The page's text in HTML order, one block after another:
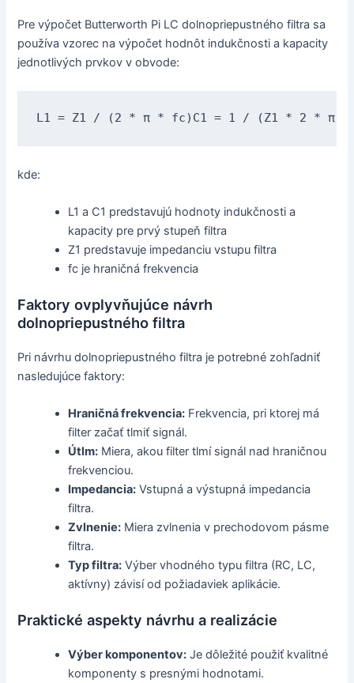
Pre výpočet Butterworth Pi LC dolnopriepustného filtra sa
používa vzorec na výpočet hodnôt indukčnosti a kapacity
jednotlivých prvkov v obvode:
L1 = Z1 / (2 * π * fc)C1 = 1 / (Z1 * 2 * π
kde:
L1 a C1 predstavujú hodnoty indukčnosti a
kapacity pre prvý stupeň filtra
Z1 predstavuje impedanciu vstupu filtra
fc je hraničná frekvencia
Faktory ovplyvňujúce návrh
dolnopriepustného filtra
Pri návrhu dolnopriepustného filtra je potrebné zohľadniť
nasledujúce faktory:
Hraničná frekvencia: Frekvencia, pri ktorej má
filter začať tlmiť signál.
Útlm: Miera, akou filter tlmí signál nad hraničnou
frekvenciou.
Impedancia: Vstupná a výstupná impedancia
filtra.
Zvlnenie: Miera zvlnenia v prechodovom pásme
filtra.
Typ filtra: Výber vhodného typu filtra (RC, LC,
aktívny) závisí od požiadaviek aplikácie.
Praktické aspekty návrhu a realizácie
Výber komponentov: Je dôležité použiť kvalitné
komponenty s presnými hodnotami.